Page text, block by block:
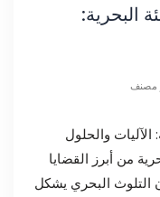
البحرية:
مصنف
والحلول
من أبرز القضايا
التلوث البحري يشكل